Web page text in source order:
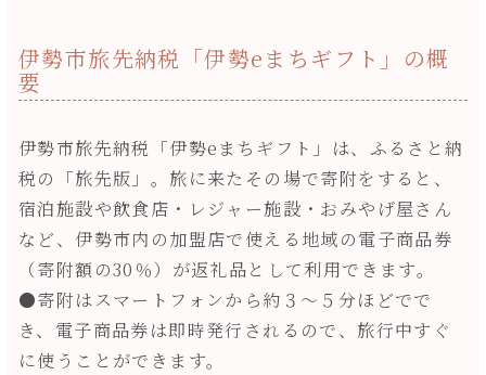
伊勢市旅先納税「伊勢eまちギフト」の概
要
伊勢市旅先納税「伊勢eまちギフト」は、ふるさと納
税の「旅先版」。旅に来たその場で寄附をすると、
宿泊施設や飲食店・レジャー施設・おみやげ屋さん
など、伊勢市内の加盟店で使える地域の電子商品券
（寄附額の30％）が返礼品として利用できます。
●寄附はスマートフォンから約３～５分ほどでで
き、電子商品券は即時発行されるので、旅行中すぐ
に使うことができます。